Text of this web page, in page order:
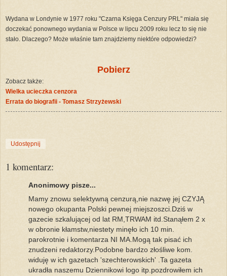
Wydana w Londynie w 1977 roku "Czarna Księga Cenzury PRL" miała się
doczekać ponownego wydania w Polsce w lipcu 2009 roku lecz to się nie
stało. Dlaczego? Może właśnie tam znajdziemy niektóre odpowiedzi?
Pobierz
Zobacz także:
Wielka ucieczka cenzora
Errata do biografii - Tomasz Strzyżewski
Udostępnij
1 komentarz:
Anonimowy pisze...
Mamy znowu selektywną cenzurą,nie nazwę jej CZYJĄ
nowego okupanta Polski pewnej miejszoszci.Dziś w
gazecie szkalującej od lat RM,TRWAM itd.Stanąłem 2 x
w obronie kłamstw,niestety minęło ich 10 min.
parokrotnie i komentarza NI MA.Mogą tak pisać ich
znudzeni redaktorzy.Podobne bardzo złośliwe kom.
widuję w ich gazetach 'szechterowskich' .Ta gazeta
ukradła naszemu Dziennikowi logo itp.pozdrowiłem ich